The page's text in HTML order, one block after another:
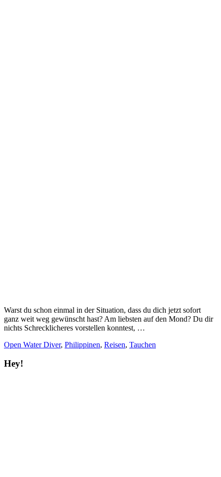
Warst du schon einmal in der Situation, dass du dich jetzt sofort
ganz weit weg gewünscht hast? Am liebsten auf den Mond? Du dir
nichts Schrecklicheres vorstellen konntest, …
Open Water Diver, Philippinen, Reisen, Tauchen
Hey!